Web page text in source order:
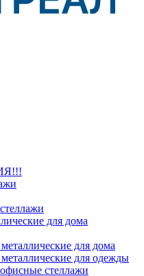
для дома
для дома
для одежды
стеллажи